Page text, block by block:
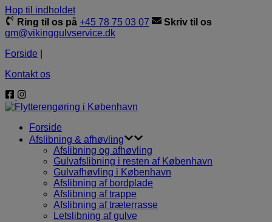
Hop til indholdet
Ring til os på +45 78 75 03 07
Skriv til os
gm@vikinggulvservice.dk
Forside
Kontakt os
Forside
Afslibning & afhøvling
Afslibning og afhøvling
Gulvafslibning i resten af København
Gulvafhøvling i København
Afslibning af bordplade
Afslibning af trappe
Afslibning af træterrasse
Letslibning af gulve